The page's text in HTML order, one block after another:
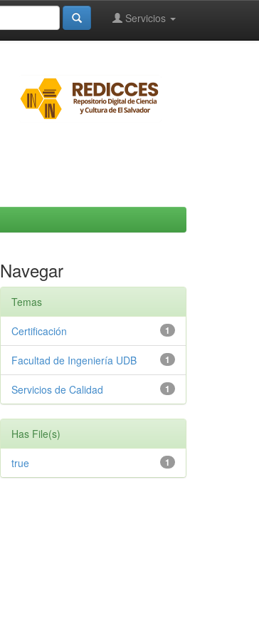
Servicios
Navegar
Temas
1
Certificación
1
Facultad de Ingeniería UDB
1
Servicios de Calidad
Has File(s)
1
true